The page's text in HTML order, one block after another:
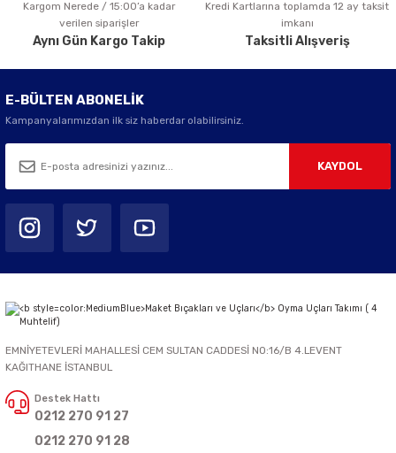
Gönder
Kargom Nerede / 15:00’a kadar
verilen siparişler
Aynı Gün Kargo Takip
Kredi Kartlarına toplamda 12 ay taksit
imkanı
Taksitli Alışveriş
E-BÜLTEN ABONELİK
Kampanyalarımızdan ilk siz haberdar olabilirsiniz.
KAYDOL
EMNİYETEVLERİ MAHALLESİ CEM SULTAN CADDESİ NO:16/B 4.LEVENT
KAĞITHANE İSTANBUL
Destek Hattı
0212 270 91 27
0212 270 91 28